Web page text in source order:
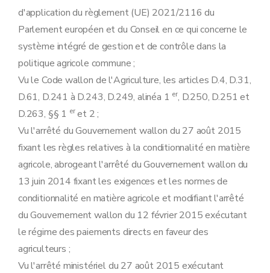
Chapitre 1 Climat et environnement
Section 1ère
Changement climatique
Sous-section 1ère Mesure de sauvegarde générale contre la conversion
Art. 42
Art. 43
Art. 44
Art. 45
Sous-section 2 Protection des sols riches en carbone (BCAE 2)
Art. 46
Art. 47
Art. 48
Art. 49
Sous-section 3 Maintien des niveaux de matière organique des sols (BCAE 3)
Art. 50
Section 2
Sous-section 1ère (Cadre pour une politique communautaire dans le domaine de l'eau (ERMG 1) - AGW du 15 janvier 2026, art. 6)
Art. 51
Protection des eaux contre la pollution par le nitrate à partir de sources agricoles (ERMG 2)
Art. 52
Sous-section 3 Protection des cours d'eau contre la pollution et le ruissellement (BCAE 4)
Art. 53
Section 3
Sous-section 1ère (Gestion minimale de la terre reflétant les conditions locales spécifiques en vue de limiter l'érosion (BCAE 5) - AGW du 10 janvier 2024, art.9)
d'application du règlement (UE) 2021/2116 du
Parlement européen et du Conseil en ce qui concerne le
système intégré de gestion et de contrôle dans la
politique agricole commune ;
Vu le Code wallon de l'Agriculture, les articles D.4, D.31,
D.61, D.241 à D.243, D.249, alinéa 1 er, D.250, D.251 et
D.263, §§ 1 eret 2 ;
Vu l'arrêté du Gouvernement wallon du 27 août 2015
fixant les règles relatives à la conditionnalité en matière
agricole, abrogeant l'arrêté du Gouvernement wallon du
13 juin 2014 fixant les exigences et les normes de
conditionnalité en matière agricole et modifiant l'arrêté
du Gouvernement wallon du 12 février 2015 exécutant
le régime des paiements directs en faveur des
agriculteurs ;
Vu l'arrêté ministériel du 27 août 2015 exécutant